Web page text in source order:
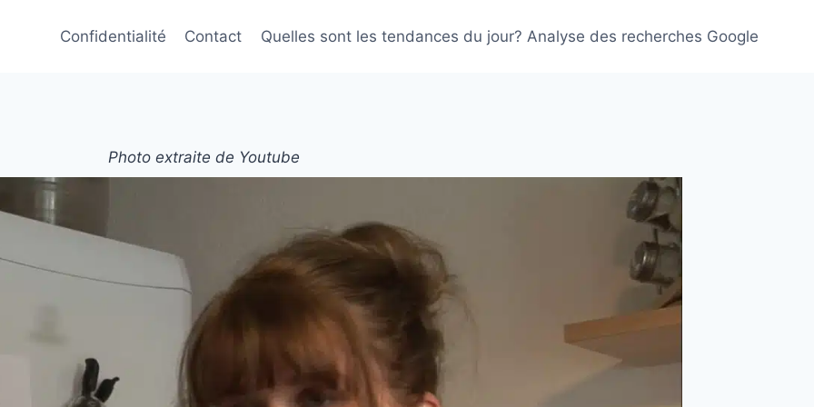
Confidentialité Contact Quelles sont les tendances du jour? Analyse des recherches Google
Photo extraite de Youtube